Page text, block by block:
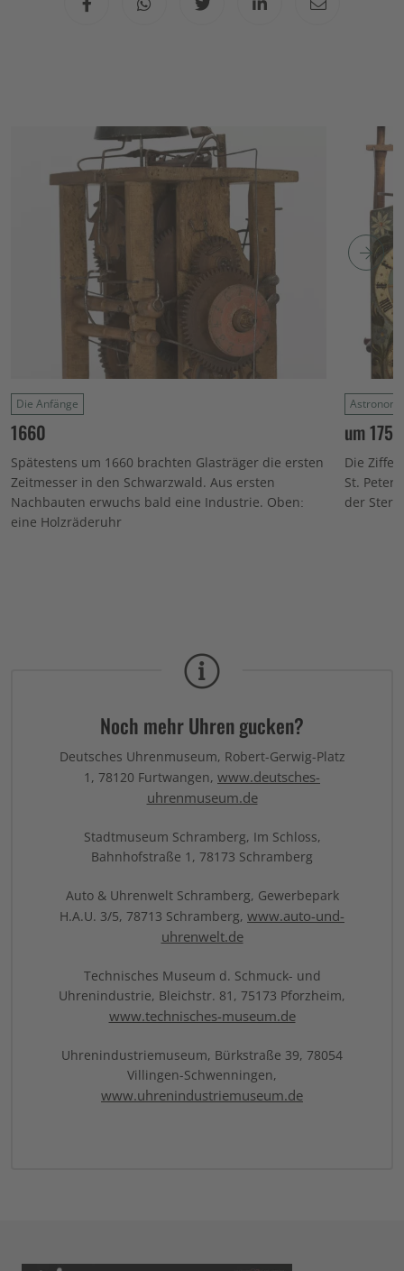
Die Anfänge
1660
Spätestens um 1660 brachten Glasträger die ersten
Zeitmesser in den Schwarzwald. Aus ersten
Nachbauten erwuchs bald eine Industrie. Oben:
eine Holzräderuhr
um 1750
Die
St. Peter
der
Noch mehr Uhren gucken?
Deutsches Uhrenmuseum, Robert-Gerwig-Platz
1, 78120 Furtwangen, www.deutsches-
uhrenmuseum.de
Stadtmuseum Schramberg, Im Schloss,
Bahnhofstraße 1, 78173 Schramberg
Auto & Uhrenwelt Schramberg, Gewerbepark
H.A.U. 3/5, 78713 Schramberg, www.auto-und-
uhrenwelt.de
Technisches Museum d. Schmuck- und
Uhrenindustrie, Bleichstr. 81, 75173 Pforzheim,
www.technisches-museum.de
Uhrenindustriemuseum, Bürkstraße 39, 78054
Villingen-Schwenningen,
www.uhrenindustriemuseum.de